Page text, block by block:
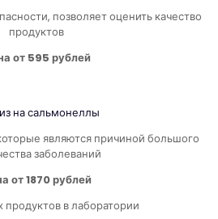
позволяет оценить качество
продуктов
от 595 рублей
насальмонеллы
являются причиной большого
заболеваний
от 1870 рублей